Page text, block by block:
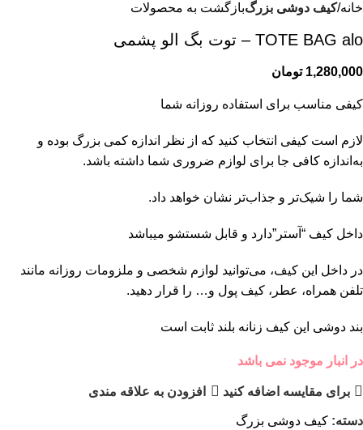
خانه کیف دوشی بزرگبازگشت به محصولات
TOTE BAG alo – توت بگ الو پشمی
1,280,000 تومان
کیفی مناسب برای استفاده روزانه شما
لازم است کیفی انتخاب کنید که از نظر اندازه کمی بزرگ بوده و
به‌اندازه کافی جا برای لوازم ضروری شما داشته باشد.
شما را شیک‌تر و جذاب‌تر نشان خواهد داد.
داخل کیف “آستر”دارد و قابل شستشو میباشد
در داخل این کیف، می‌توانید لوازم شخصی و ملزومات روزانه مانند
تلفن همراه، عطر، کیف پول و… را قرار دهید.
بند دوشی این کیف زنانه بلند ثابت است
در انبار موجود نمی باشد
برای مقایسه اضافه کنید افزودن به علاقه مندی
دسته: کیف دوشی بزرگ